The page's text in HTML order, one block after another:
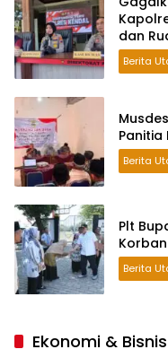
dan
Berita
Panitia
Berita
Plt
Berita
Ekonomi & Bisnis